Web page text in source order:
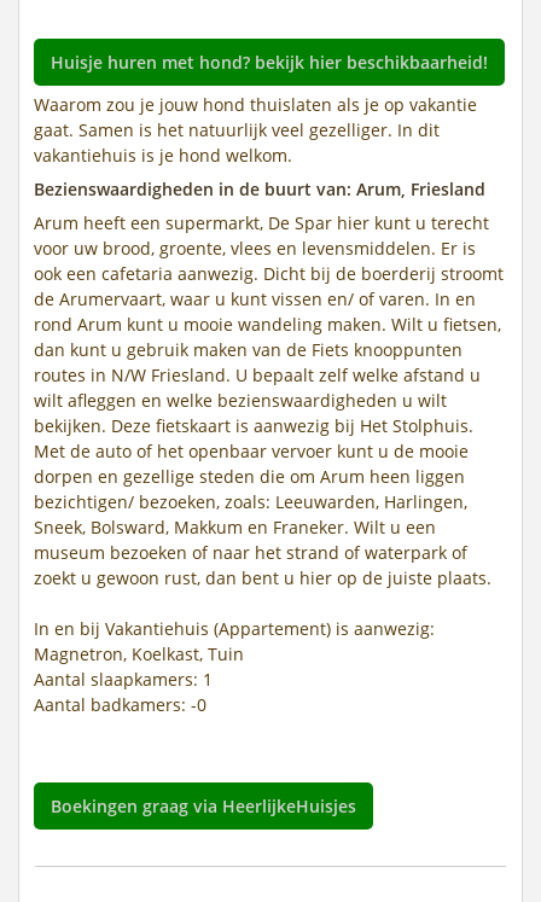
Huisje huren met hond? bekijk hier beschikbaarheid!
Waarom zou je jouw hond thuislaten als je op vakantie
gaat. Samen is het natuurlijk veel gezelliger. In dit
vakantiehuis is je hond welkom.
Bezienswaardigheden in de buurt van: Arum, Friesland
Arum heeft een supermarkt, De Spar hier kunt u terecht
voor uw brood, groente, vlees en levensmiddelen. Er is
ook een cafetaria aanwezig. Dicht bij de boerderij stroomt
de Arumervaart, waar u kunt vissen en/ of varen. In en
rond Arum kunt u mooie wandeling maken. Wilt u fietsen,
dan kunt u gebruik maken van de Fiets knooppunten
routes in N/W Friesland. U bepaalt zelf welke afstand u
wilt afleggen en welke bezienswaardigheden u wilt
bekijken. Deze fietskaart is aanwezig bij Het Stolphuis.
Met de auto of het openbaar vervoer kunt u de mooie
dorpen en gezellige steden die om Arum heen liggen
bezichtigen/ bezoeken, zoals: Leeuwarden, Harlingen,
Sneek, Bolsward, Makkum en Franeker. Wilt u een
museum bezoeken of naar het strand of waterpark of
zoekt u gewoon rust, dan bent u hier op de juiste plaats.
In en bij Vakantiehuis (Appartement) is aanwezig:
Magnetron, Koelkast, Tuin
Aantal slaapkamers: 1
Aantal badkamers: -0
Boekingen graag via HeerlijkeHuisjes